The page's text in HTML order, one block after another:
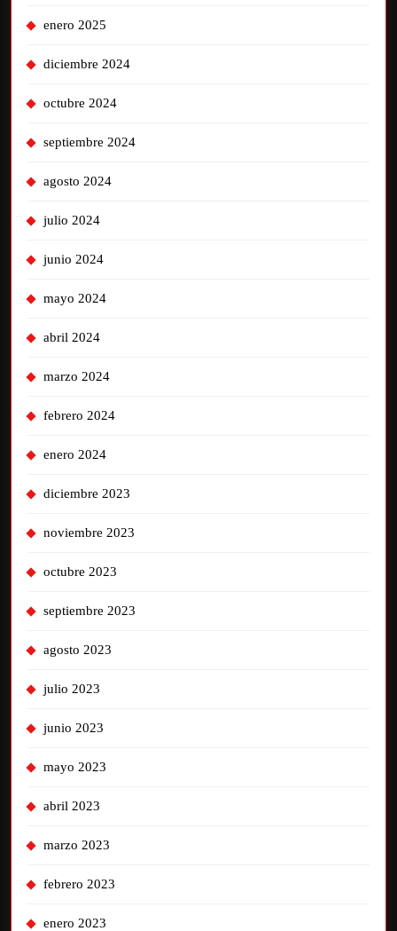
enero 2025
diciembre 2024
octubre 2024
septiembre 2024
agosto 2024
julio 2024
junio 2024
mayo 2024
abril 2024
marzo 2024
febrero 2024
enero 2024
diciembre 2023
noviembre 2023
octubre 2023
septiembre 2023
agosto 2023
julio 2023
junio 2023
mayo 2023
abril 2023
marzo 2023
febrero 2023
enero 2023